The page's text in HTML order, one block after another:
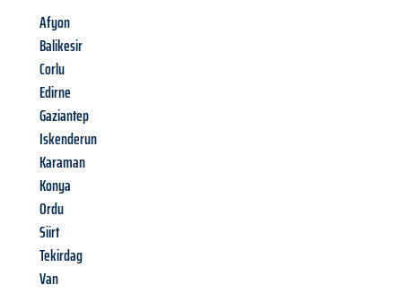
Afyon
Balikesir
Corlu
Edirne
Gaziantep
Iskenderun
Karaman
Konya
Ordu
Siirt
Tekirdag
Van